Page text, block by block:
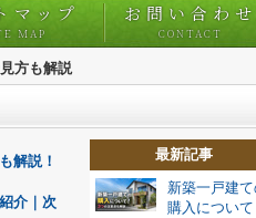
マップ
MAP
お問い合わせ
CONTACT
方も解説
解説！
介｜次
最新記事
新築一戸建
購入について